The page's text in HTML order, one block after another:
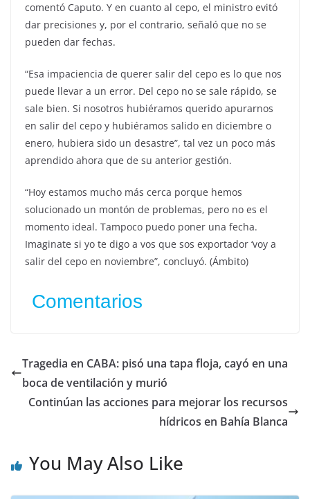
comentó Caputo. Y en cuanto al cepo, el ministro evitó
dar precisiones y, por el contrario, señaló que no se
pueden dar fechas.
“Esa impaciencia de querer salir del cepo es lo que nos
puede llevar a un error. Del cepo no se sale rápido, se
sale bien. Si nosotros hubiéramos querido apurarnos
en salir del cepo y hubiéramos salido en diciembre o
enero, hubiera sido un desastre”, tal vez un poco más
aprendido ahora que de su anterior gestión.
“Hoy estamos mucho más cerca porque hemos
solucionado un montón de problemas, pero no es el
momento ideal. Tampoco puedo poner una fecha.
Imaginate si yo te digo a vos que sos exportador ‘voy a
salir del cepo en noviembre”, concluyó. (Ámbito)
Comentarios
Tragedia en CABA: pisó una tapa floja, cayó en una
boca de ventilación y murió
Continúan las acciones para mejorar los recursos
hídricos en Bahía Blanca
You May Also Like